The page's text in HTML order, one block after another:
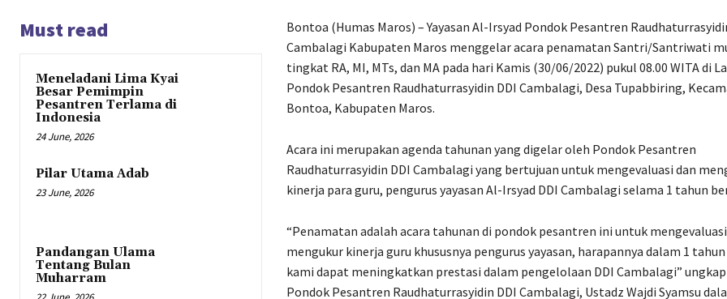
Must read
Meneladani Lima Kyai
Besar Pemimpin
Pesantren Terlama di
Indonesia
24 June, 2026
Pilar Utama Adab
23 June, 2026
Pandangan Ulama
Tentang Bulan
Muharram
Bontoa (Humas Maros) – Yayasan Al-Irsyad Pondok Pesantren
Cambalagi Kabupaten Maros menggelar acara penamatan Santri/Santriwati
tingkat RA, MI, MTs, dan MA pada hari Kamis (30/06/2022) pukul 08.00 WITA di
Pondok Pesantren Raudhaturrasyidin DDI Cambalagi, Desa Tupabbiring,
Bontoa, Kabupaten Maros.
Acara ini merupakan agenda tahunan yang digelar oleh Pondok Pesantren
Raudhaturrasyidin DDI Cambalagi yang bertujuan untuk mengevaluasi dan
kinerja para guru, pengurus yayasan Al-Irsyad DDI Cambalagi selama 1 tahun
“Penamatan adalah acara tahunan di pondok pesantren ini untuk
mengukur kinerja guru khususnya pengurus yayasan, harapannya dalam 1
kami dapat meningkatkan prestasi dalam pengelolaan DDI Cambalagi”
Pondok Pesantren Raudhaturrasyidin DDI Cambalagi, Ustadz Wajdi Syamsu